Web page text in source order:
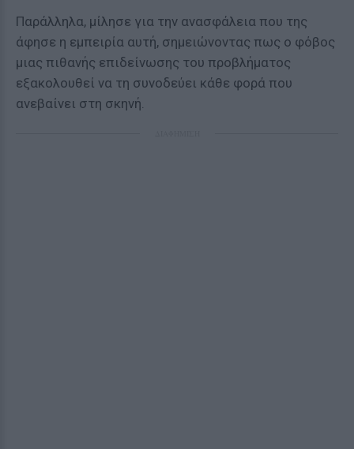
Παράλληλα, μίλησε για την ανασφάλεια που της
άφησε η εμπειρία αυτή, σημειώνοντας πως ο φόβος
μιας πιθανής επιδείνωσης του προβλήματος
εξακολουθεί να τη συνοδεύει κάθε φορά που
ανεβαίνει στη σκηνή.